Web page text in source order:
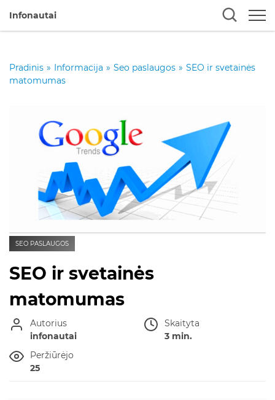
Infonautai
Pradinis » Informacija » Seo paslaugos » SEO ir svetainės
matomumas
SEO PASLAUGOS
SEO ir svetainės
matomumas
Autorius
infonautai
Skaityta
3 min.
Peržiūrėjo
25